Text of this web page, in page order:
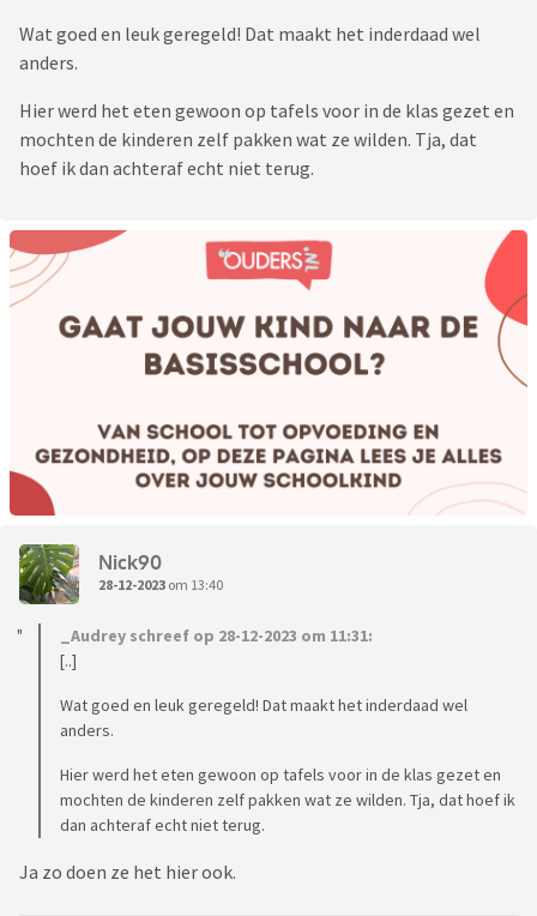
Wat goed en leuk geregeld! Dat maakt het inderdaad wel
anders.
Hier werd het eten gewoon op tafels voor in de klas gezet en
mochten de kinderen zelf pakken wat ze wilden. Tja, dat
hoef ik dan achteraf echt niet terug.
Nick90
28-12-2023 om 13:40
_Audrey schreef op 28-12-2023 om 11:31:
[..]
Wat goed en leuk geregeld! Dat maakt het inderdaad wel
anders.
Hier werd het eten gewoon op tafels voor in de klas gezet en
mochten de kinderen zelf pakken wat ze wilden. Tja, dat hoef ik
dan achteraf echt niet terug.
Ja zo doen ze het hier ook.